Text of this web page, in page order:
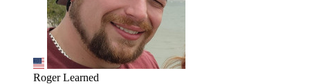
Roger Learned